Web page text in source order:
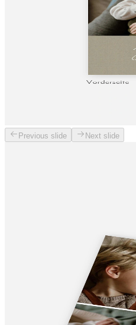
Previous slide Next slide